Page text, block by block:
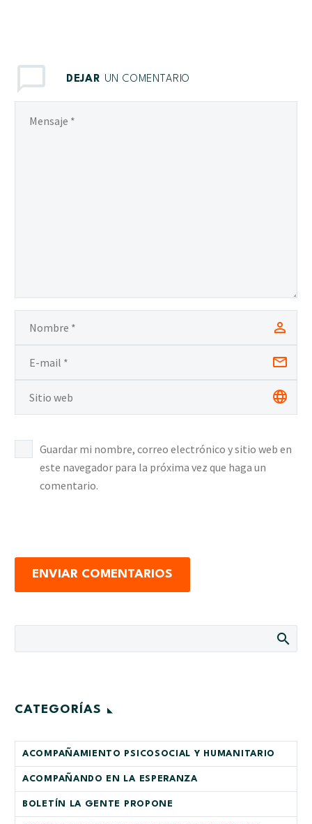
DEJAR UN COMENTARIO
Guardar mi nombre, correo electrónico y sitio web en
este navegador para la próxima vez que haga un
comentario.
ENVIAR COMENTARIOS
CATEGORÍAS
ACOMPAÑAMIENTO PSICOSOCIAL Y HUMANITARIO
ACOMPAÑANDO EN LA ESPERANZA
BOLETÍN LA GENTE PROPONE